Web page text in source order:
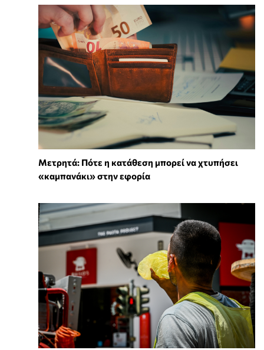
Μετρητά: Πότε η κατάθεση μπορεί να χτυπήσει
«καμπανάκι» στην εφορία